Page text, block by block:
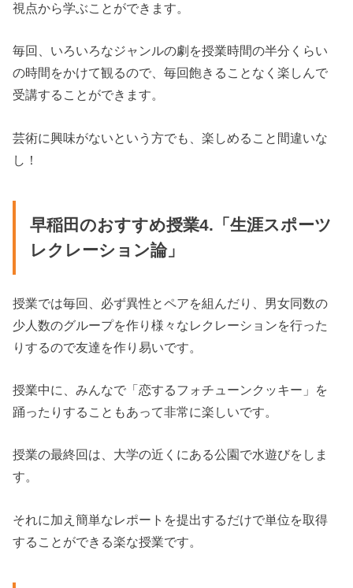
視点から学ぶことができます。
毎回、いろいろなジャンルの劇を授業時間の半分くらい
の時間をかけて観るので、毎回飽きることなく楽しんで
受講することができます。
芸術に興味がないという方でも、楽しめること間違いな
し！
早稲田のおすすめ授業4.「生涯スポーツ
レクレーション論」
授業では毎回、必ず異性とペアを組んだり、男女同数の
少人数のグループを作り様々なレクレーションを行った
りするので友達を作り易いです。
授業中に、みんなで「恋するフォチューンクッキー」を
踊ったりすることもあって非常に楽しいです。
授業の最終回は、大学の近くにある公園で水遊びをしま
す。
それに加え簡単なレポートを提出するだけで単位を取得
することができる楽な授業です。